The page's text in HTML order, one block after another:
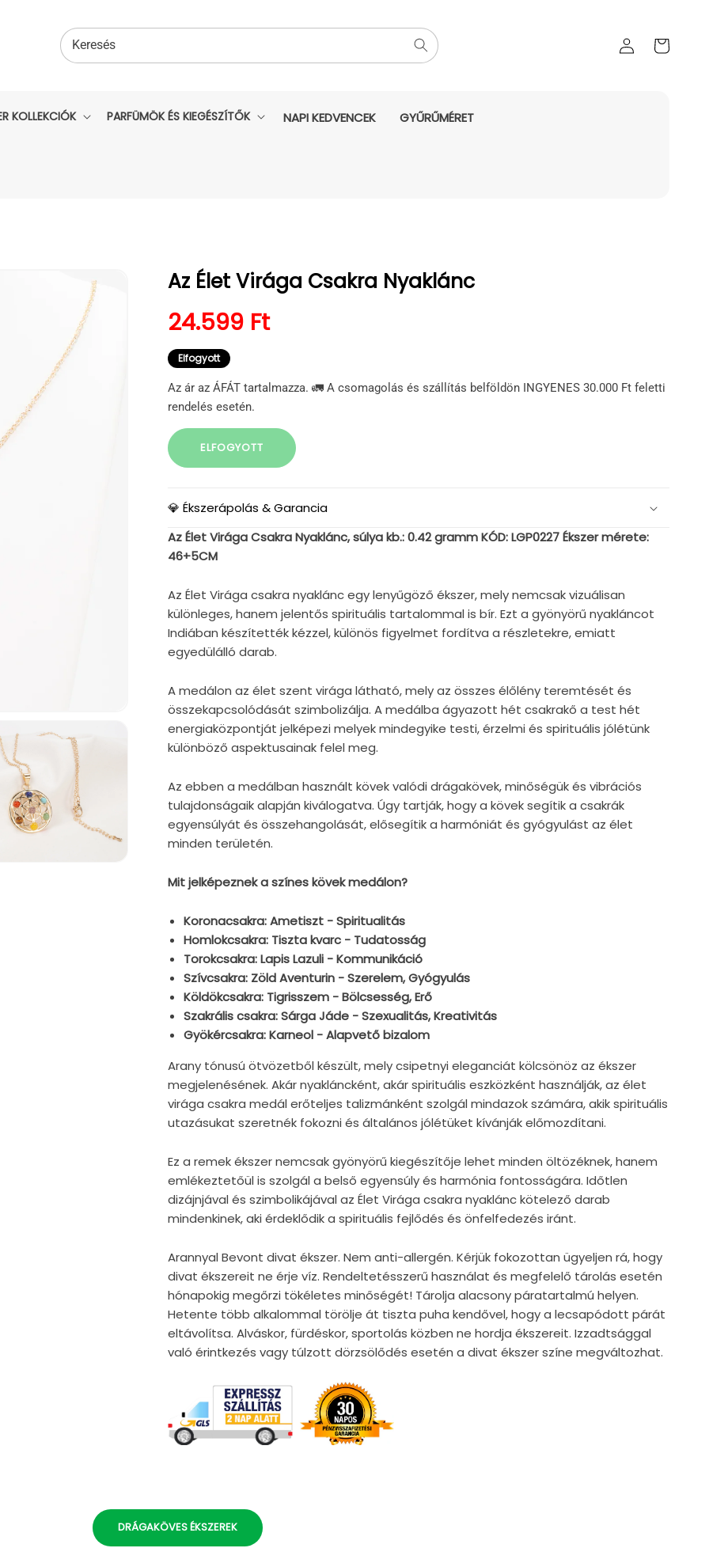
Bejelentkezés
kosara
Keresés
KOLLEKCIÓK PARFÜMÖK ÉS KIEGÉSZÍTŐK NAPI KEDVENCEK GYŰRŰMÉRET
Az Élet Virága Csakra Nyaklánc
Normál ár
24.599 Ft
Elfogyott
Az ár az ÁFÁT tartalmazza. 🚛 A csomagolás és szállítás belföldön INGYENES 30.000 Ft feletti
rendelés esetén.
ELFOGYOTT
💎 Ékszerápolás & Garancia
Az Élet Virága Csakra Nyaklánc, súlya kb.: 0.42 gramm KÓD: LGP0227Ékszer mérete:
46+5CM
Az Élet Virága csakra nyaklánc egy lenyűgöző ékszer, mely nemcsak vizuálisan
különleges, hanem jelentős spirituális tartalommal is bír. Ezt a gyönyörű nyakláncot
Indiában készítették kézzel, különös figyelmet fordítva a részletekre, emiatt
egyedülálló darab.
A medálon az élet szent virága látható, mely az összes élőlény teremtését és
összekapcsolódását szimbolizálja. A medálba ágyazott hét csakrakő a test hét
energiaközpontját jelképezi melyek mindegyike testi, érzelmi és spirituális jólétünk
különböző aspektusainak felel meg.
Az ebben a medálban használt kövek valódi drágakövek, minőségük és vibrációs
tulajdonságaik alapján kiválogatva. Úgy tartják, hogy a kövek segítik a csakrák
egyensúlyát és összehangolását, elősegítik a harmóniát és gyógyulást az élet
minden területén.
Mit jelképeznek a színes kövek medálon?
Koronacsakra: Ametiszt - Spiritualitás
Homlokcsakra: Tiszta kvarc - Tudatosság
Torokcsakra: Lapis Lazuli - Kommunikáció
Szívcsakra: Zöld Aventurin - Szerelem, Gyógyulás
Köldökcsakra: Tigrisszem - Bölcsesség, Erő
Szakrális csakra: Sárga Jáde - Szexualitás, Kreativitás
Gyökércsakra: Karneol - Alapvető bizalom
Arany tónusú ötvözetből készült, mely csipetnyi eleganciát kölcsönöz az ékszer
megjelenésének. Akár nyakláncként, akár spirituális eszközként használják, az élet
virága csakra medál erőteljes talizmánként szolgál mindazok számára, akik spirituális
utazásukat szeretnék fokozni és általános jólétüket kívánják előmozdítani.
Ez a remek ékszer nemcsak gyönyörű kiegészítője lehet minden öltözéknek, hanem
emlékeztetőül is szolgál a belső egyensúly és harmónia fontosságára. Időtlen
dizájnjával és szimbolikájával az Élet Virága csakra nyaklánc kötelező darab
mindenkinek, aki érdeklődik a spirituális fejlődés és önfelfedezés iránt.
Arannyal Bevont divat ékszer. Nem anti-allergén. Kérjük fokozottan ügyeljen rá, hogy
divat ékszereit ne érje víz. Rendeltetésszerű használat és megfelelő tárolás esetén
hónapokig megőrzi tökéletes minőségét! Tárolja alacsony páratartalmú helyen.
Hetente több alkalommal törölje át tiszta puha kendővel, hogy a lecsapódott párát
eltávolítsa. Alváskor, fürdéskor, sportolás közben ne hordja ékszereit. Izzadtsággal
való érintkezés vagy túlzott dörzsölődés esetén a divat ékszer színe megváltozhat.
DRÁGAKÖVES ÉKSZEREK